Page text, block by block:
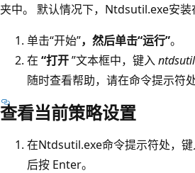
夹中。 默认情况下，Ntdsutil.exe安装
单击“开始”，然后单击“运行”。
在 “打开”文本框中，键入ntdsutil
随时查看帮助，请在命令提示符
查看当前策略设置
在Ntdsutil.exe命令提示符处，
后按 Enter。